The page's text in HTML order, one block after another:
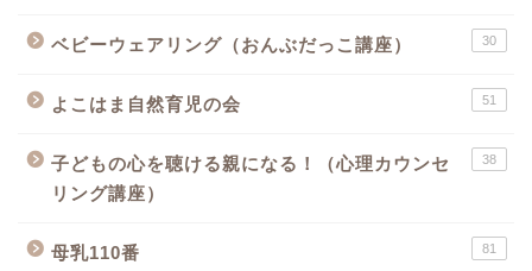
ベビーウェアリング（おんぶだっこ講座） 30
よこはま自然育児の会 51
子どもの心を聴ける親になる！（心理カウンセ
リング講座）
38
母乳110番 81